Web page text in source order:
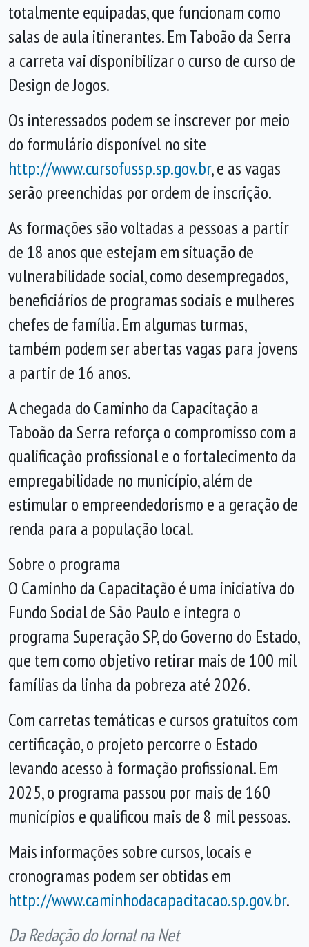
totalmente equipadas, que funcionam como
salas de aula itinerantes. Em Taboão da Serra
a carreta vai disponibilizar o curso de curso de
Design de Jogos.
Os interessados podem se inscrever por meio
do formulário disponível no site
http://www.cursofussp.sp.gov.br, e as vagas
serão preenchidas por ordem de inscrição.
As formações são voltadas a pessoas a partir
de 18 anos que estejam em situação de
vulnerabilidade social, como desempregados,
beneficiários de programas sociais e mulheres
chefes de família. Em algumas turmas,
também podem ser abertas vagas para jovens
a partir de 16 anos.
A chegada do Caminho da Capacitação a
Taboão da Serra reforça o compromisso com a
qualificação profissional e o fortalecimento da
empregabilidade no município, além de
estimular o empreendedorismo e a geração de
renda para a população local.
Sobre o programa
O Caminho da Capacitação é uma iniciativa do
Fundo Social de São Paulo e integra o
programa Superação SP, do Governo do Estado,
que tem como objetivo retirar mais de 100 mil
famílias da linha da pobreza até 2026.
Com carretas temáticas e cursos gratuitos com
certificação, o projeto percorre o Estado
levando acesso à formação profissional. Em
2025, o programa passou por mais de 160
municípios e qualificou mais de 8 mil pessoas.
Mais informações sobre cursos, locais e
cronogramas podem ser obtidas em
http://www.caminhodacapacitacao.sp.gov.br.
Da Redação do Jornal na Net